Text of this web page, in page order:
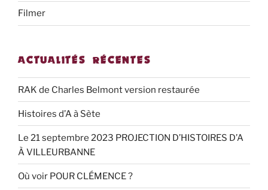
Filmer
ACTUALITÉS RÉCENTES
RAK de Charles Belmont version restaurée
Histoires d’A à Sète
Le 21 septembre 2023 PROJECTION D’HISTOIRES D’A
À VILLEURBANNE
Où voir POUR CLÉMENCE ?